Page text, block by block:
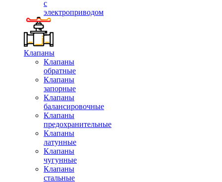
с
электроприводом
Клапаны
Клапаны
обратные
Клапаны
запорные
Клапаны
балансировочные
Клапаны
предохранительные
Клапаны
латунные
Клапаны
чугунные
Клапаны
стальные